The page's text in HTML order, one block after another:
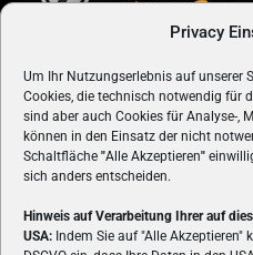
Privacy
Um Ihr Nutzungserlebnis auf unserer
Cookies, die technisch notwendig für
sind aber auch Cookies für Analyse-,
können in den Einsatz der nicht
Schaltfläche "Alle Akzeptieren"
sich anders entscheiden.
Hinweis auf Verarbeitung Ihrer auf
USA: Indem Sie auf "Alle Akzeptieren"